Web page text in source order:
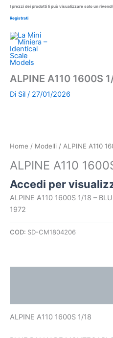
I prezzi dei prodotti li può visualizzare solo un
Registrati
ALPINE A110 1600S
Di Sil / 27/01/2026
Home / Modelli / ALPINE A110
ALPINE A110
Accedi per
ALPINE A110 1600S 1/18 –
1972
COD: SD-CM1804206
ALPINE A110 1600S 1/18